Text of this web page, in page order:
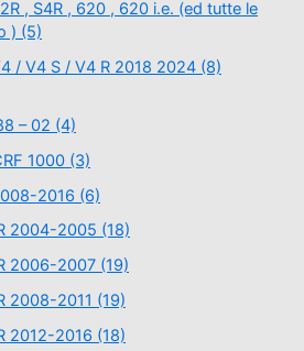
, S4R , 620 , 620 i.e. (ed tutte le
) (5)
/ V4 S / V4 R 2018 2024 (8)
– 02 (4)
1000 (3)
2016 (6)
2004-2005 (18)
2006-2007 (19)
2008-2011 (19)
2012-2016 (18)